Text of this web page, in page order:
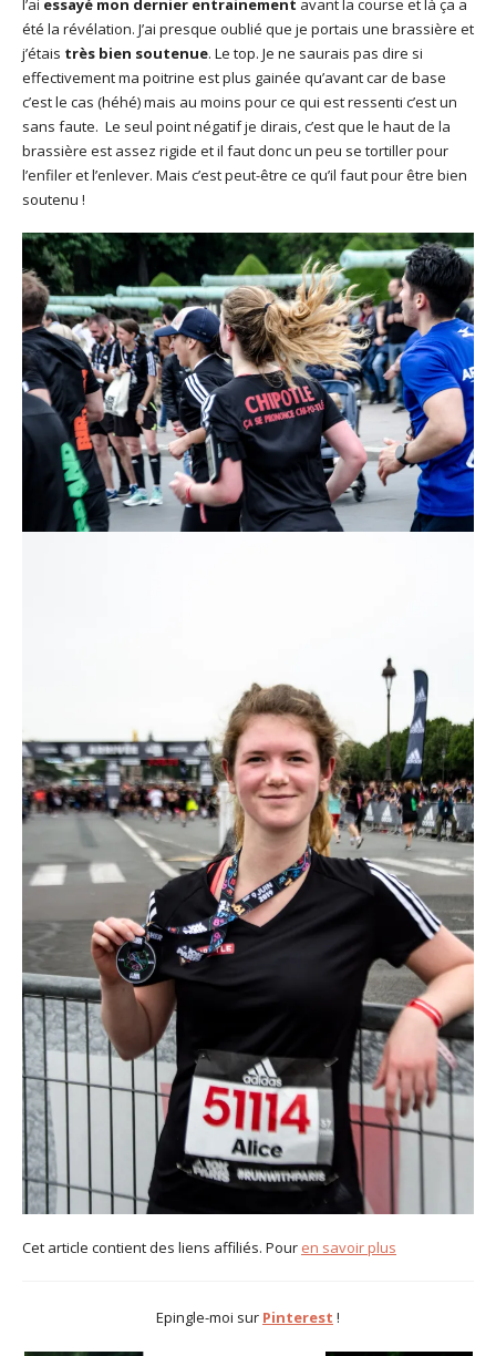
l’ai essayé mon dernier entrainement avant la course et là ça a
été la révélation. J’ai presque oublié que je portais une brassière et
j’étais très bien soutenue. Le top. Je ne saurais pas dire si
effectivement ma poitrine est plus gainée qu’avant car de base
c’est le cas (héhé) mais au moins pour ce qui est ressenti c’est un
sans faute. Le seul point négatif je dirais, c’est que le haut de la
brassière est assez rigide et il faut donc un peu se tortiller pour
l’enfiler et l’enlever. Mais c’est peut-être ce qu’il faut pour être bien
soutenu !
Cet article contient des liens affiliés. Pour en savoir plus
Epingle-moi sur Pinterest !